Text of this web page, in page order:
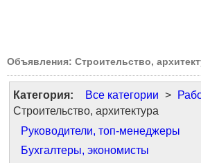
Объявления: Строительство,
Категория: Все категории >
Строительство, архитектура
Руководители, топ-менеджеры
Бухгалтеры, экономисты